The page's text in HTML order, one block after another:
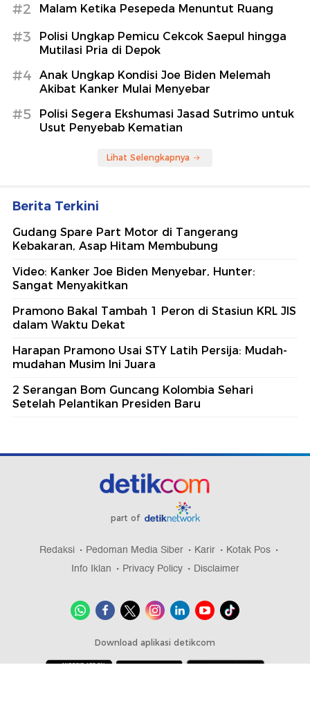
#2 Malam Ketika Pesepeda Menuntut Ruang
#3
Polisi Ungkap Pemicu Cekcok Saepul hingga
Mutilasi Pria di Depok
#4
Anak Ungkap Kondisi Joe Biden Melemah
Akibat Kanker Mulai Menyebar
#5
Polisi Segera Ekshumasi Jasad Sutrimo untuk
Usut Penyebab Kematian
Lihat Selengkapnya
Berita Terkini
Gudang Spare Part Motor di Tangerang
Kebakaran, Asap Hitam Membubung
Video: Kanker Joe Biden Menyebar, Hunter:
Sangat Menyakitkan
Pramono Bakal Tambah 1 Peron di Stasiun KRL JIS
dalam Waktu Dekat
Harapan Pramono Usai STY Latih Persija: Mudah-
mudahan Musim Ini Juara
2 Serangan Bom Guncang Kolombia Sehari
Setelah Pelantikan Presiden Baru
part of
Redaksi Pedoman Media Siber Karir
Kotak Pos
Info Iklan
Privacy Policy Disclaimer
Download aplikasi detikcom